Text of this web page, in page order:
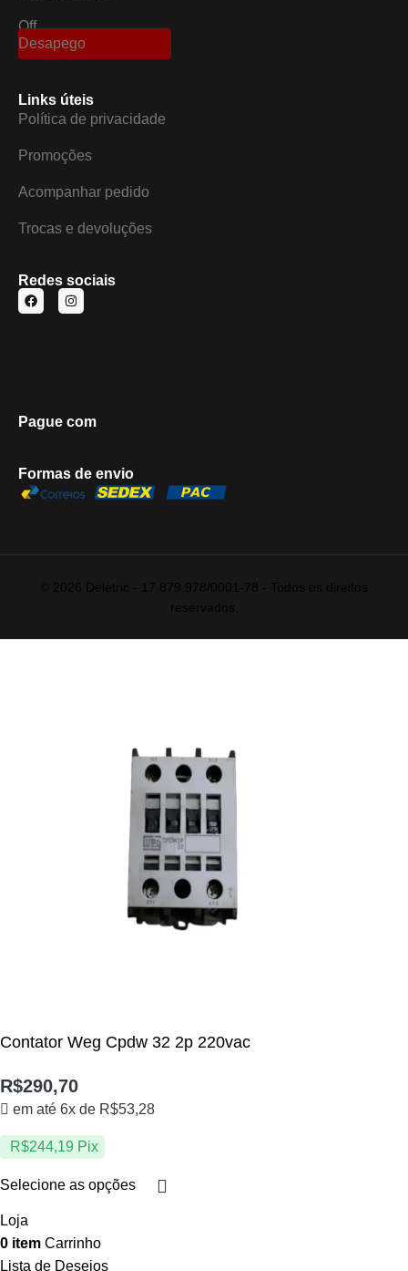
Off
Desapego
Links úteis
Política de privacidade
Promoções
Acompanhar pedido
Trocas e devoluções
Redes sociais
Pague com
Formas de envio
Contator Weg Cpdw 32 2p 220vac
R$290,70
em até 6x de R$53,28
R$244,19 Pix
Selecione as opções
Loja
0 item Carrinho
Lista de Desejos